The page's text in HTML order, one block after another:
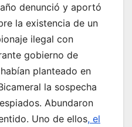
denunció y aportó
la existencia de un
ilegal con
gobierno de
planteado en
la sospecha
Abundaron
Uno de ellos, el